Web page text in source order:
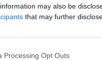
may also be
that may further
Processing Opt Outs